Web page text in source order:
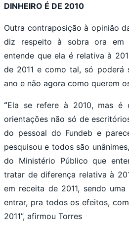
DINHEIRO É DE 2010
Outra contraposição à opinião
diz respeito à sobra ora em
entende que ela é relativa à
de 2011 e como tal, só poderá
ano e não agora como querem
“Ela se refere à 2010, mas é
orientações não só de
do pessoal do Fundeb e
pesquisou e todos são
do Ministério Público que
tratar de diferença relativa à
em receita de 2011, sendo
entrar, pra todos os efeitos,
2011”, afirmou Torres